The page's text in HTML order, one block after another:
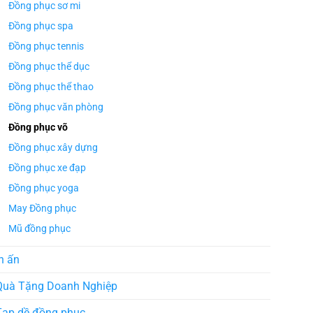
Đồng phục sơ mi
Đồng phục spa
Đồng phục tennis
Đồng phục thể dục
Đồng phục thể thao
Đồng phục văn phòng
Đồng phục võ
Đồng phục xây dựng
Đồng phục xe đạp
Đồng phục yoga
May Đồng phục
Mũ đồng phục
ấn
Tặng Doanh Nghiệp